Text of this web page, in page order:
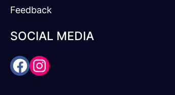
Feedback
SOCIAL MEDIA